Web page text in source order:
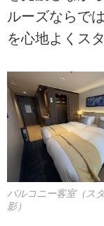
ルーズならで
を心地よくス
バルコニー客室（ス
影）